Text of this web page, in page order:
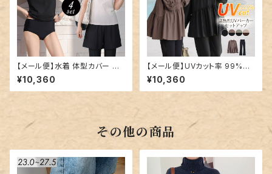
【メール便】水着 体型カバー レ
ディース ヘンリーネック レギン
ス ショートパンツ タンキニ 4点
セット／hys3436
¥10,360
【メール便】UVカット率 99%以
上 UVパーカー ラッシュガード
レディース キャンディスリーブ
ペプラムフリル 速乾 2点セット
¥10,360
その他の商品